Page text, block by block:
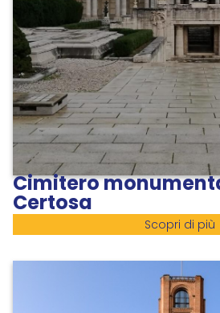
Cimitero
Certosa
Scopri di più